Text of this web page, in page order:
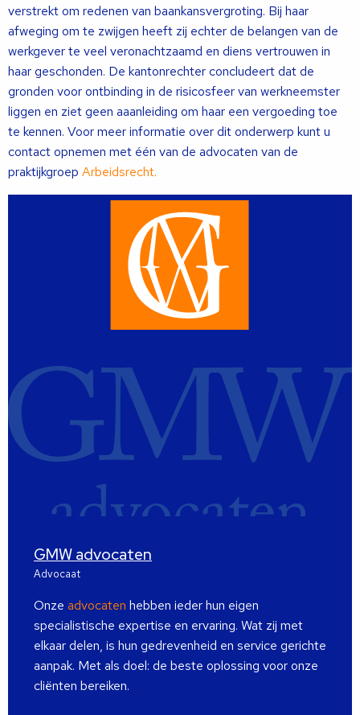
verstrekt om redenen van baankansvergroting. Bij haar
afweging om te zwijgen heeft zij echter de belangen van de
werkgever te veel veronachtzaamd en diens vertrouwen in
haar geschonden. De kantonrechter concludeert dat de
gronden voor ontbinding in de risicosfeer van werkneemster
liggen en ziet geen aaanleiding om haar een vergoeding toe
te kennen. Voor meer informatie over dit onderwerp kunt u
contact opnemen met één van de advocaten van de
praktijkgroep Arbeidsrecht.
GMW advocaten
Advocaat
Onze advocaten hebben ieder hun eigen
specialistische expertise en ervaring. Wat zij met
elkaar delen, is hun gedrevenheid en service gerichte
aanpak. Met als doel: de beste oplossing voor onze
cliënten bereiken.